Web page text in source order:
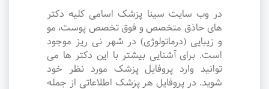
در وب سایت سینا پزشک اسامی کلیه دکتر
های حاذق متخصص و فوق تخصص پوست، مو
و زیبایی (درماتولوژی) در شهر نی ریز موجود
است. برای آشنایی بیشتر با این دکتر ها می
توانید وارد پروفایل پزشک مورد نظر خود
شوید. در پروفایل هر پزشک اطلاعاتی از جمله